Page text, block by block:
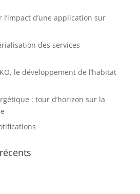
d’une application sur
des services
le développement de l’habitat
: tour d’horizon sur la